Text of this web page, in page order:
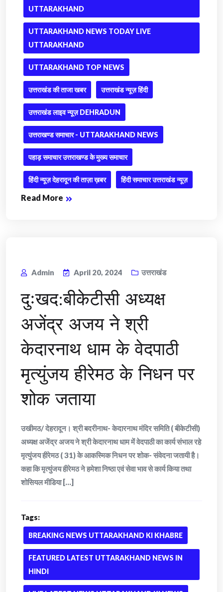
UTTARAKHAND
UTTARAKHAND NEWS TODAY LIVE
UTTARAKHAND
UTTARAKHAND TOP NEWS
उत्तराखंड की ताजा खबर उत्तराखंड न्यूज़ हिंदी
उत्तराखंड लाइव न्यूज़ DEHRADUN
उत्तराखण्ड समाचार - UTTARAKHAND NEWS
पहाड़ समाचार उत्तराखण्ड के मुख्य समाचार
हिंदी न्यूज़ देहरादून की ताज़ा ख़बर हिंदी समाचार उत्तराखंड न्यूज़
Read More
Admin April 20, 2024 उत्तराखंड
दुःखद:बीकेटीसी अध्यक्ष
अजेंद्र अजय ने श्री
केदारनाथ धाम के वेदपाठी
मृत्युंजय हीरेमठ के निधन पर
शोक जताया
उखीमठ/ देहरादून। श्री बदरीनाथ- केदारनाथ मंदिर समिति ( बीकेटीसी)
अध्यक्ष अजेंद्र अजय ने श्री केदारनाथ धाम में वेदपाठी का कार्य संभाल रहे
मृत्युंजय हीरेमठ ( 31) के आकस्मिक निधन पर शोक- संवेदना जतायी है।
कहा कि मृत्युंजय हीरेमठ ने हमेशा निष्ठा एवं सेवा भाव से कार्य किया तथा
शोसियल मीडिया [...]
Tags:
BREAKING NEWS UTTARAKHAND KI KHABRE
FEATURED LATEST UTTARAKHAND NEWS IN
HINDI